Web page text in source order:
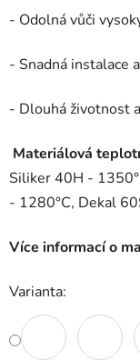
- Odolná vůči
- Snadná instalace
- Dlouhá životnost
Materiálová
Siliker 40H -
- 1280°C, Dekal
Více informací o
Varianta: